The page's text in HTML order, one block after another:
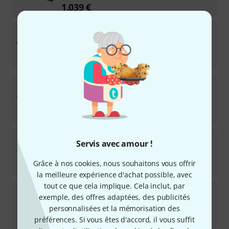
Servis avec amour !
Grâce à nos cookies, nous souhaitons vous offrir
la meilleure expérience d'achat possible, avec
tout ce que cela implique. Cela inclut, par
exemple, des offres adaptées, des publicités
personnalisées et la mémorisation des
préférences. Si vous êtes d'accord, il vous suffit
1.039€
MODX M7
Disponible sous 5–7 semaines
€
KurzweilK2088
Disponible immédiatement
2.299€
2
4.380€
Korg i3 Silver
11
Disponible immédiatement
419 €